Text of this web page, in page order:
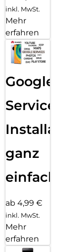
inkl. MwSt.
Mehr
erfahren
Google
Services
Installation
ganz
einfach
ab 4,99 €
inkl. MwSt.
Mehr
erfahren